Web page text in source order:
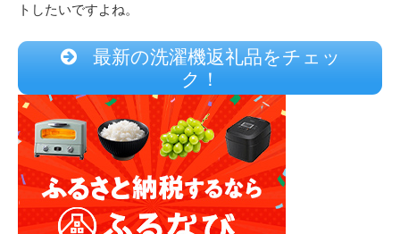
トしたいですよね。
最新の洗濯機返礼品をチェッ
ク！